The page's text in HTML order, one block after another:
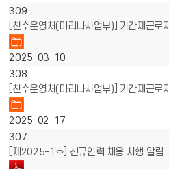
309
[친수운영처(마리나사업부)] 기간제근로
2025-03-10
308
[친수운영처(마리나사업부)] 기간제근로
2025-02-17
307
[제2025-1호] 신규인력 채용 시행 알림